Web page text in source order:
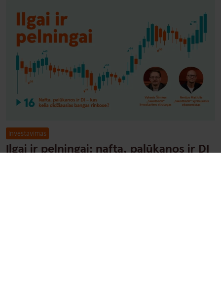
Investavimas
Ilgai ir pelningai: nafta, palūkanos ir DI